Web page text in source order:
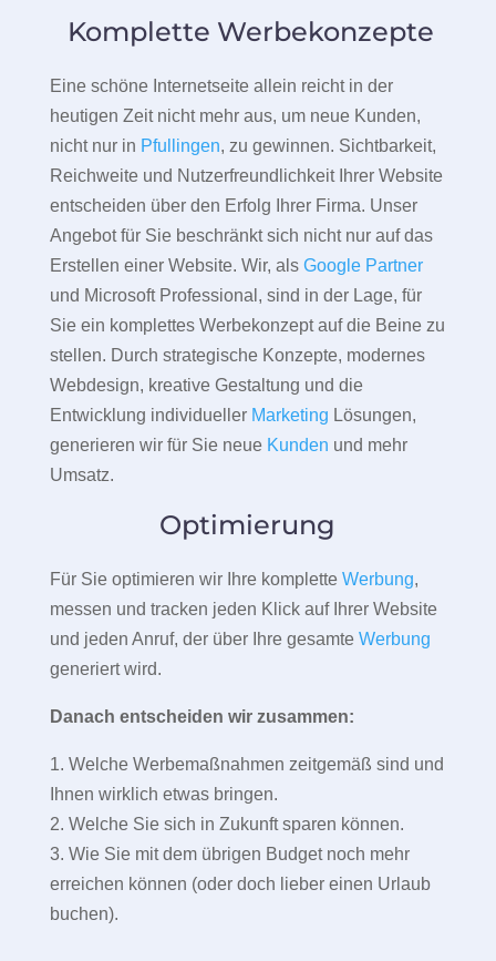
Komplette Werbekonzepte
Eine schöne Internetseite allein reicht in der
heutigen Zeit nicht mehr aus, um neue Kunden,
nicht nur in Pfullingen, zu gewinnen. Sichtbarkeit,
Reichweite und Nutzerfreundlichkeit Ihrer Website
entscheiden über den Erfolg Ihrer Firma. Unser
Angebot für Sie beschränkt sich nicht nur auf das
Erstellen einer Website. Wir, als Google Partner
und Microsoft Professional, sind in der Lage, für
Sie ein komplettes Werbekonzept auf die Beine zu
stellen. Durch strategische Konzepte, modernes
Webdesign, kreative Gestaltung und die
Entwicklung individueller Marketing Lösungen,
generieren wir für Sie neue Kunden und mehr
Umsatz.
Optimierung
Für Sie optimieren wir Ihre komplette Werbung,
messen und tracken jeden Klick auf Ihrer Website
und jeden Anruf, der über Ihre gesamte Werbung
generiert wird.
Danach entscheiden wir zusammen:
1. Welche Werbemaßnahmen zeitgemäß sind und
Ihnen wirklich etwas bringen.
2. Welche Sie sich in Zukunft sparen können.
3. Wie Sie mit dem übrigen Budget noch mehr
erreichen können (oder doch lieber einen Urlaub
buchen).